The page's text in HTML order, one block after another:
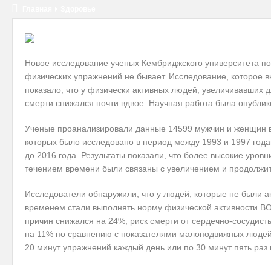
Новое исследование ученых Кембриджского университета
физических упражнений не бывает. Исследование, которое
показало, что у физически активных людей, увеличивавших
смерти снижался почти вдвое. Научная работа была
Ученые проанализировали данные 14599 мужчин и женщин в
которых было исследовано в период между 1993 и 1997
до 2016 года. Результаты показали, что более высокие
течением времени были связаны с увеличением и
Исследователи обнаружили, что у людей, которые не были
временем стали выполнять норму физической активности
причин снижался на 24%, риск смерти от сердечно-
на 11% по сравнению с показателями малоподвижных
20 минут упражнений каждый день или по 30 минут пять